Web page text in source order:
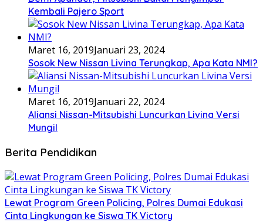
Kembali Pajero Sport
Maret 16, 2019Januari 23, 2024
Sosok New Nissan Livina Terungkap, Apa Kata NMI?
Maret 16, 2019Januari 22, 2024
Aliansi Nissan-Mitsubishi Luncurkan Livina Versi
Mungil
Berita Pendidikan
Lewat Program Green Policing, Polres Dumai Edukasi
Cinta Lingkungan ke Siswa TK Victory